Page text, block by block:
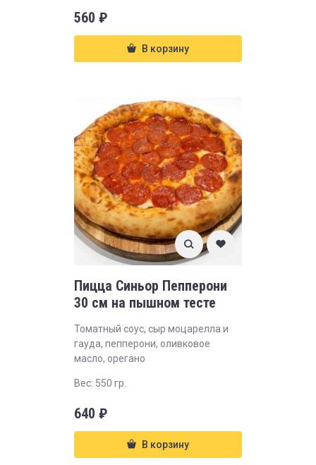
560 ₽
В корзину
Пицца Синьор Пепперони
30 см на пышном тесте
Томатный соус, сыр моцарелла и
гауда, пепперони, оливковое
масло, орегано
Вес: 550 гр.
640 ₽
В корзину